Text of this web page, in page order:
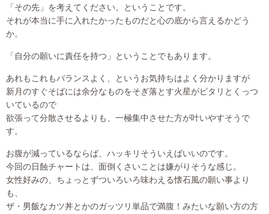
「その先」を考えてください。ということです。
それが本当に手に入れたかったものだと心の底から言えるかどう
か。
「自分の願いに責任を持つ」ということでもあります。
あれもこれもバランスよく、というお気持ちはよく分かりますが
新月のすぐそばには余分なものをそぎ落とす火星がピタリとくっつ
いているので
欲張って分散させるよりも、一極集中させた方が叶いやすそうで
す。
お腹が減っているならば、ハッキリそういえばいいのです。
今回の日蝕チャートは、面倒くさいことは嫌がりそうな感じ。
女性好みの、ちょっとずついろいろ味わえる懐石風の願い事より
も、
ザ・男飯なカツ丼とかのガッツリ単品で満腹！みたいな願い方の方